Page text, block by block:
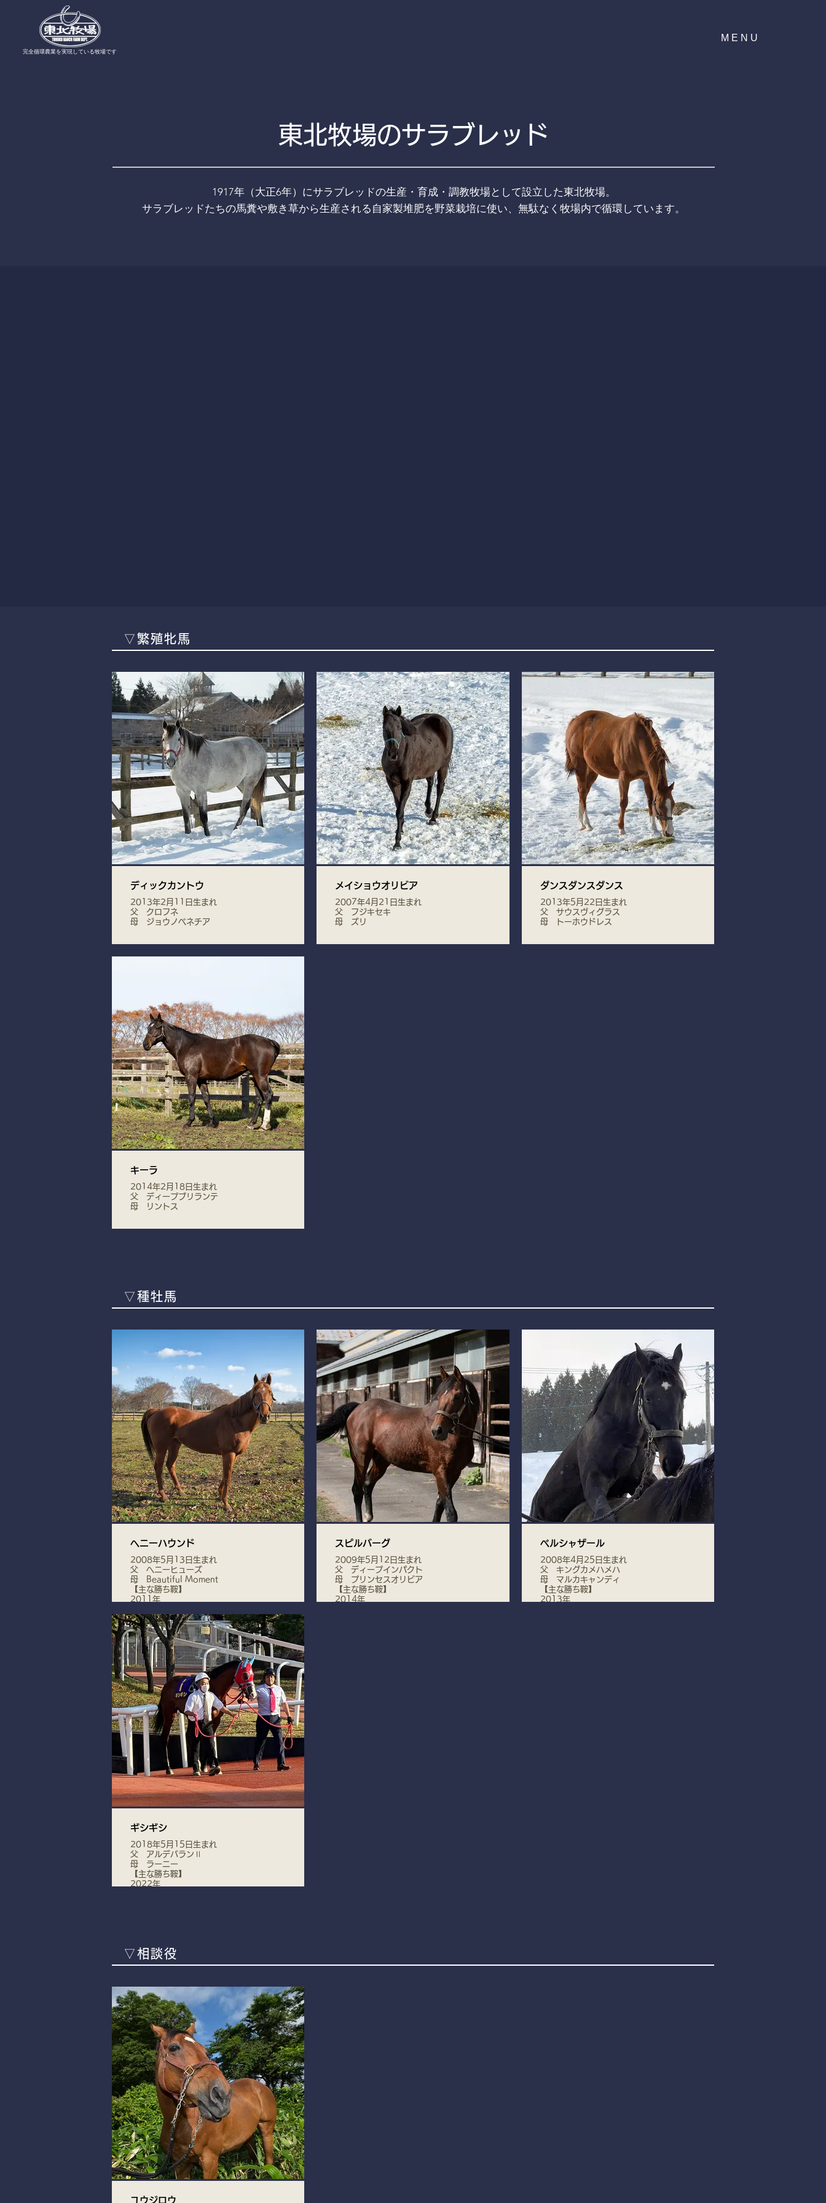
​完全循環農業を実現している牧場です
MENU
東北牧場のサラブレッド
1917年（大正6年）にサラブレッドの生産・育成・調教牧場として設立した東北牧場。
サラブレッドたちの馬糞や敷き草から生産される自家製堆肥を野菜栽培に使い、無駄なく牧場内で循環しています。
▽繁殖牝馬
ディックカントウ
2013年2月11日生まれ
父 クロフネ
母 ジョウノベネチア
メイショウオリビア
2007年4月21日生まれ
父 フジキセキ
母 ズリ
ダンスダンスダンス
2013年5月22日生まれ
父 サウスヴィグラス
母 トーホウドレス
キーラ
2014年2月18日生まれ
父 ディープブリランテ
母 リントス
▽種牡馬
ヘニーハウンド
2008年5月13日生まれ
父 ヘニーヒューズ
母 Beautiful Moment
【主な勝ち鞍】
2011年
スピルバーグ
2009年5月12日生まれ
父 ディープインパクト
母 プリンセスオリビア
【主な勝ち鞍】
2014年
ベルシャザール
2008年4月25日生まれ
父 キングカメハメハ
母 マルカキャンディ
【主な勝ち鞍】
2013年
ギシギシ
2018年5月15日生まれ
父 アルデバランⅡ
母 ラーニー
【主な勝ち鞍】
2022年
▽相談役
ユウジロウ